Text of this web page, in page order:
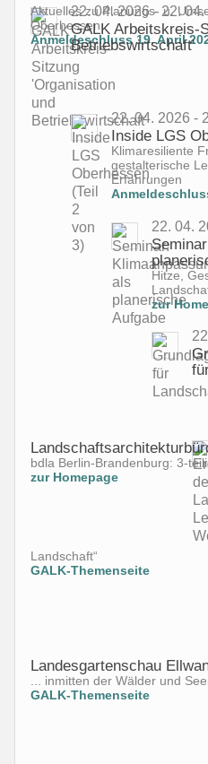
Aktuelles zu Planungs- u.
Oberhessen
Anmeldeschluss 19. April
22. 04. 2026 - 22.
GALK Arbeitskreis-
Betriebswirtschaft'
22. 04. 2026 -
Inside LGS
Klimaresiliente
gestalterische
Erfahrungen
22. 04.
Hitze,
zur
bdla Berlin-Brandenburg: 3-
zur Homepage
Landschaft“
GALK-Themenseite
Landesgartenschau
... inmitten der Wälder und
GALK-Themenseite